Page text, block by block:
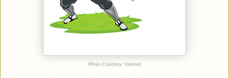
Photo Courtesy: Internet